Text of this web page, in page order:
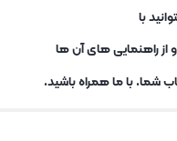
با
از راهنمایی های آن ها
شما. با ما همراه باشید.